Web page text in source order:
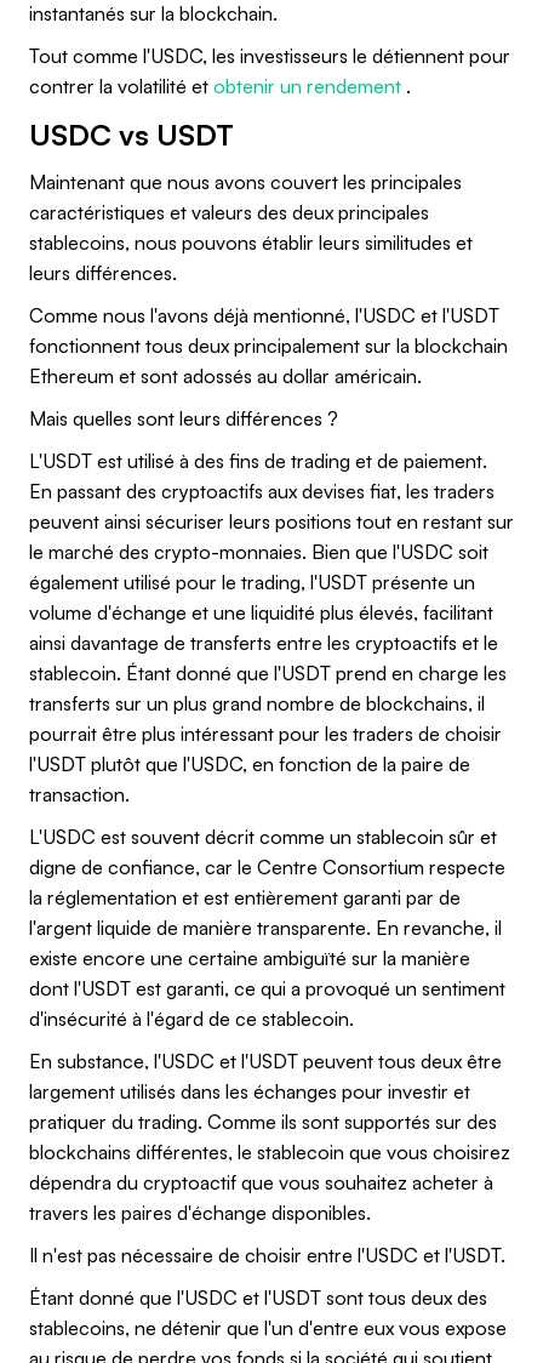
instantanés sur la blockchain.
Tout comme l'USDC, les investisseurs le détiennent pour
contrer la volatilité et obtenir un rendement .
USDC vs USDT
Maintenant que nous avons couvert les principales
caractéristiques et valeurs des deux principales
stablecoins, nous pouvons établir leurs similitudes et
leurs différences.
Comme nous l'avons déjà mentionné, l'USDC et l'USDT
fonctionnent tous deux principalement sur la blockchain
Ethereum et sont adossés au dollar américain.
Mais quelles sont leurs différences ?
L'USDT est utilisé à des fins de trading et de paiement.
En passant des cryptoactifs aux devises fiat, les traders
peuvent ainsi sécuriser leurs positions tout en restant sur
le marché des crypto-monnaies. Bien que l'USDC soit
également utilisé pour le trading, l'USDT présente un
volume d'échange et une liquidité plus élevés, facilitant
ainsi davantage de transferts entre les cryptoactifs et le
stablecoin. Étant donné que l'USDT prend en charge les
transferts sur un plus grand nombre de blockchains, il
pourrait être plus intéressant pour les traders de choisir
l'USDT plutôt que l'USDC, en fonction de la paire de
transaction.
L'USDC est souvent décrit comme un stablecoin sûr et
digne de confiance, car le Centre Consortium respecte
la réglementation et est entièrement garanti par de
l'argent liquide de manière transparente. En revanche, il
existe encore une certaine ambiguïté sur la manière
dont l'USDT est garanti, ce qui a provoqué un sentiment
d'insécurité à l'égard de ce stablecoin.
En substance, l'USDC et l'USDT peuvent tous deux être
largement utilisés dans les échanges pour investir et
pratiquer du trading. Comme ils sont supportés sur des
blockchains différentes, le stablecoin que vous choisirez
dépendra du cryptoactif que vous souhaitez acheter à
travers les paires d'échange disponibles.
Il n'est pas nécessaire de choisir entre l'USDC et l'USDT.
Étant donné que l'USDC et l'USDT sont tous deux des
stablecoins, ne détenir que l'un d'entre eux vous expose
au risque de perdre vos fonds si la société qui soutient